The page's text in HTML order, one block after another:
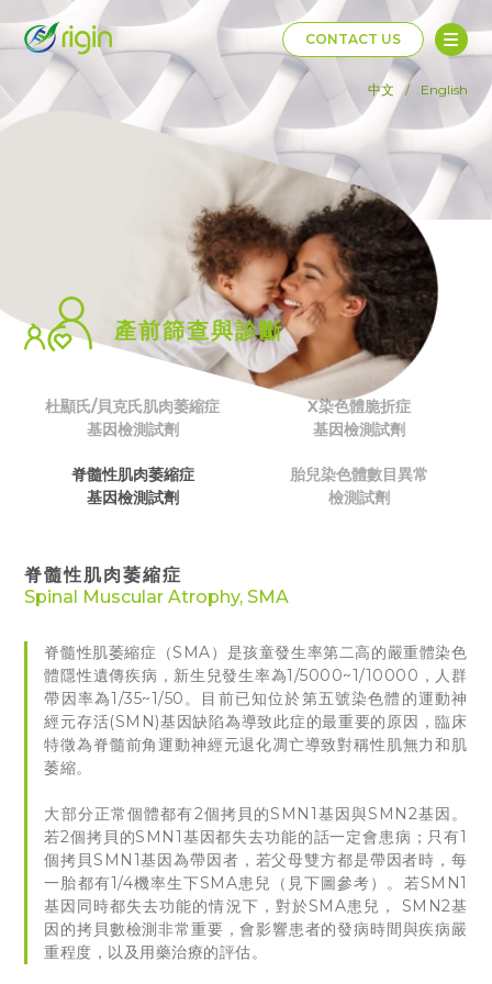
中文 / English
CONTACT US
產前篩查與診斷
杜顯氏/貝克氏肌肉萎縮症
基因檢測試劑
X染色體脆折症
基因檢測試劑
脊髓性肌肉萎縮症
基因檢測試劑
胎兒染色體數目異常
檢測試劑
脊髓性肌肉萎縮症
Spinal Muscular Atrophy, SMA
脊髓性肌萎縮症（SMA）是孩童發生率第二高的嚴重體染色
體隱性遺傳疾病，新生兒發生率為1/5000~1/10000，人群
帶因率為1/35~1/50。目前已知位於第五號染色體的運動神
經元存活(SMN)基因缺陷為導致此症的最重要的原因，臨床
特徵為脊髓前角運動神經元退化凋亡導致對稱性肌無力和肌
萎縮。
大部分正常個體都有2個拷貝的SMN1基因與SMN2基因。
若2個拷貝的SMN1基因都失去功能的話一定會患病；只有1
個拷貝SMN1基因為帶因者，若父母雙方都是帶因者時，每
一胎都有1/4機率生下SMA患兒（見下圖參考）。若SMN1
基因同時都失去功能的情況下，對於SMA患兒， SMN2基
因的拷貝數檢測非常重要，會影響患者的發病時間與疾病嚴
重程度，以及用藥治療的評估。